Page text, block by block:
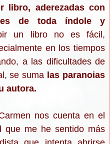
libro, aderezadas con
de toda índole y
un libro no es fácil,
en los tiempos
a las dificultades de
se suma las paranoias
autora.
nos cuenta en el
que me he sentido más